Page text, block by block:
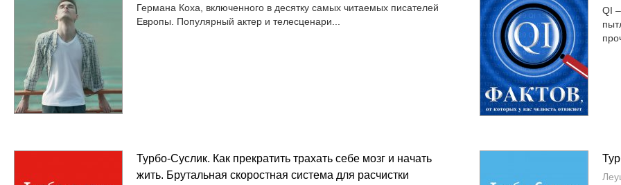
Германа Коха, включенного в десятку самых читаемых писателей
Европы. Популярный актер и телесценари...
QI
Турбо-Суслик. Как прекратить трахать себе мозг и начать
жить. Брутальная скоростная система для расчистки